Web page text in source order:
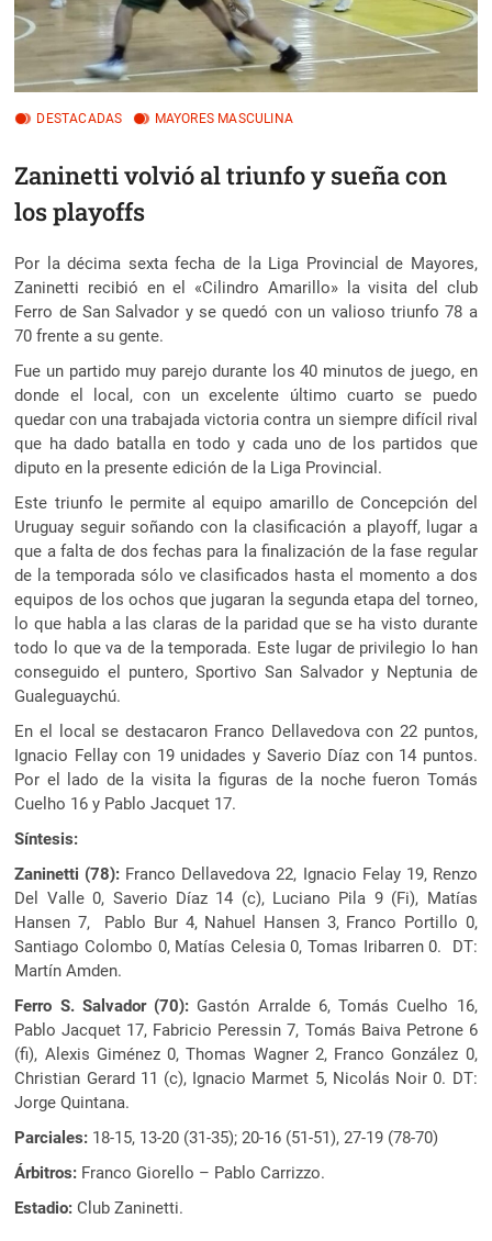
DESTACADAS MAYORES MASCULINA
Zaninetti volvió al triunfo y sueña con
los playoffs
Por la décima sexta fecha de la Liga Provincial de Mayores,
Zaninetti recibió en el «Cilindro Amarillo» la visita del club
Ferro de San Salvador y se quedó con un valioso triunfo 78 a
70 frente a su gente.
Fue un partido muy parejo durante los 40 minutos de juego, en
donde el local, con un excelente último cuarto se puedo
quedar con una trabajada victoria contra un siempre difícil rival
que ha dado batalla en todo y cada uno de los partidos que
diputo en la presente edición de la Liga Provincial.
Este triunfo le permite al equipo amarillo de Concepción del
Uruguay seguir soñando con la clasificación a playoff, lugar a
que a falta de dos fechas para la finalización de la fase regular
de la temporada sólo ve clasificados hasta el momento a dos
equipos de los ochos que jugaran la segunda etapa del torneo,
lo que habla a las claras de la paridad que se ha visto durante
todo lo que va de la temporada. Este lugar de privilegio lo han
conseguido el puntero, Sportivo San Salvador y Neptunia de
Gualeguaychú.
En el local se destacaron Franco Dellavedova con 22 puntos,
Ignacio Fellay con 19 unidades y Saverio Díaz con 14 puntos.
Por el lado de la visita la figuras de la noche fueron Tomás
Cuelho 16 y Pablo Jacquet 17.
Síntesis:
Zaninetti (78): Franco Dellavedova 22, Ignacio Felay 19, Renzo
Del Valle 0, Saverio Díaz 14 (c), Luciano Pila 9 (Fi), Matías
Hansen 7, Pablo Bur 4, Nahuel Hansen 3, Franco Portillo 0,
Santiago Colombo 0, Matías Celesia 0, Tomas Iribarren 0. DT:
Martín Amden.
Ferro S. Salvador (70): Gastón Arralde 6, Tomás Cuelho 16,
Pablo Jacquet 17, Fabricio Peressin 7, Tomás Baiva Petrone 6
(fi), Alexis Giménez 0, Thomas Wagner 2, Franco González 0,
Christian Gerard 11 (c), Ignacio Marmet 5, Nicolás Noir 0. DT:
Jorge Quintana.
Parciales: 18-15, 13-20 (31-35); 20-16 (51-51), 27-19 (78-70)
Árbitros: Franco Giorello – Pablo Carrizzo.
Estadio: Club Zaninetti.